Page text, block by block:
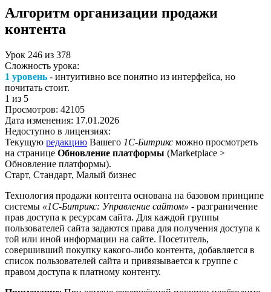
Алгоритм организации продажи
контента
Урок 246 из 378
Сложность урока:
1 уровень - интуитивно все понятно из интерфейса, но
почитать стоит.
1 из 5
Просмотров: 42105
Дата изменения: 17.01.2026
Недоступно в лицензиях:
Текущую редакцию Вашего 1С-Битрикс можно просмотреть
на странице Обновление платформы (Marketplace >
Обновление платформы).
Старт, Стандарт, Малый бизнес
Технология продажи контента основана на базовом принципе
системы «1С-Битрикс: Управление сайтом» - разграничение
прав доступа к ресурсам сайта. Для каждой группы
пользователей сайта задаются права для получения доступа к
той или иной информации на сайте. Посетитель,
совершивший покупку какого-либо контента, добавляется в
список пользователей сайта и привязывается к группе с
правом доступа к платному контенту.